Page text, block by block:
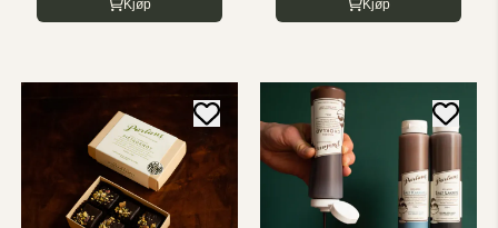
Kjøp Kjøp